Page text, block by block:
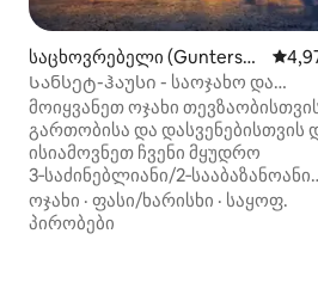
საცხოვრებელი (Guntersvill
e)
Სანსეტ-ჰაუსი - საოჯახო და
მეთევზეთა სამოთხე
მოიყვანეთ ოჯახი
გართობისა და დასვენებისთვის
ისიამოვნეთ ჩვენი მყუდრო
3‑საძინებლიანი/2‑სააბაზანოანი
სახლით, რომელიც მდებარეობს
ლამაზი განტერსვილის ტბის
ოჯახი · ფასი/ხარისხი · საყოფ.
პირობები